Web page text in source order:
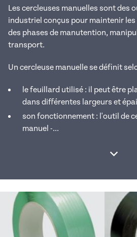
Les cercleuses manuelles sont des
industriel conçus pour maintenir
des phases de manutention,
transport.
Un cercleuse manuelle se définit
le feuillard utilisé : il peut être
dans différentes largeurs et
son fonctionnement : l'outil de
manuel -...